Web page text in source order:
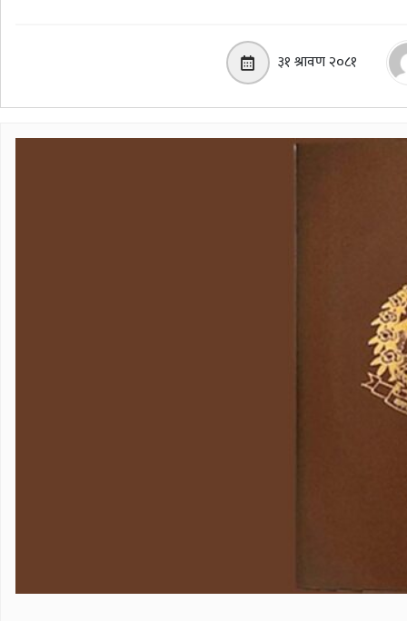
३१ श्रावण २०८१